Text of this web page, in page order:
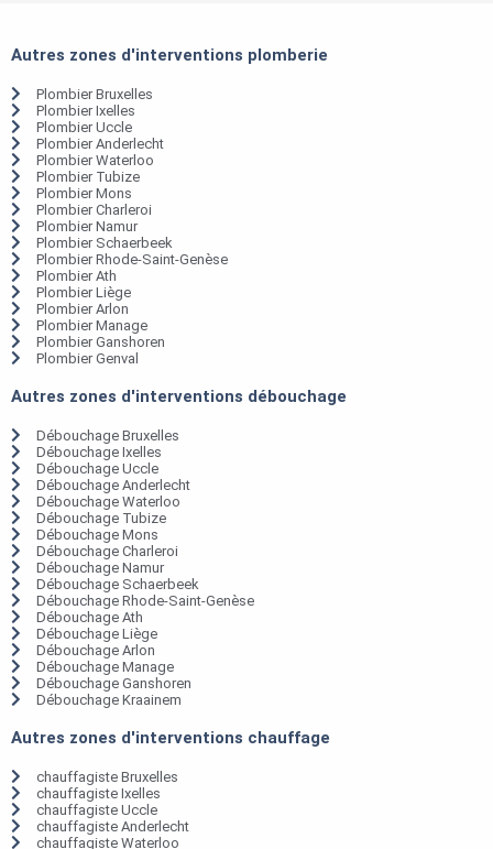
Autres zones d'interventions plomberie
Plombier Bruxelles
Plombier Ixelles
Plombier Uccle
Plombier Anderlecht
Plombier Waterloo
Plombier Tubize
Plombier Mons
Plombier Charleroi
Plombier Namur
Plombier Schaerbeek
Plombier Rhode-Saint-Genèse
Plombier Ath
Plombier Liège
Plombier Arlon
Plombier Manage
Plombier Ganshoren
Plombier Genval
Autres zones d'interventions débouchage
Débouchage Bruxelles
Débouchage Ixelles
Débouchage Uccle
Débouchage Anderlecht
Débouchage Waterloo
Débouchage Tubize
Débouchage Mons
Débouchage Charleroi
Débouchage Namur
Débouchage Schaerbeek
Débouchage Rhode-Saint-Genèse
Débouchage Ath
Débouchage Liège
Débouchage Arlon
Débouchage Manage
Débouchage Ganshoren
Débouchage Kraainem
Autres zones d'interventions chauffage
chauffagiste Bruxelles
chauffagiste Ixelles
chauffagiste Uccle
chauffagiste Anderlecht
chauffagiste Waterloo